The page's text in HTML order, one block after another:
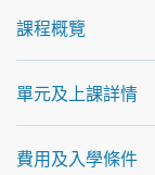
課程概覽
單元及上課詳情
費用及入學條件